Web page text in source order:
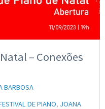
– Conexões
BARBOSA
DE PIANO, JOANA